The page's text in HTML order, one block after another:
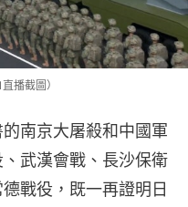
播截圖）
南京大屠殺和中國軍
武漢會戰、長沙保衛
戰役，既一再證明日